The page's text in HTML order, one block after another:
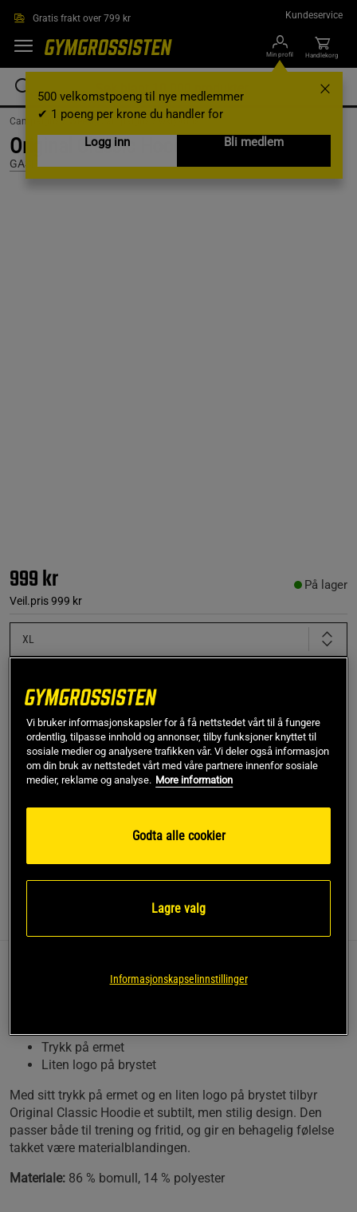
Gratis frakt over 799 kr Kundeservice
Min profil
500 velkomstpoeng til nye medlemmer
✔ 1 poeng per krone du handler for
Logg inn
Bli medlem
Handlekorg
Campaigns / Weekly campaigns /wkly-tops
Original Classic Hoodie, Black, XL
GASP
999 kr
Veil.pris999 kr
På lager
XL
Gratis frakt over 799 kr Gratis retur 14 dagers angrerett
SKU #221059999R | EAN 7332576198717
funksjonalitet i et komfortabelt plagg.
Les mer
Denne hettegenseren er et utmerket valg for deg
Trykk på ermet
Liten logo på brystet
Med sitt trykk på ermet og en liten logo på brystet tilbyr
Original Classic Hoodie et subtilt, men stilig design. Den
passer både til trening og fritid, og gir en behagelig følelse
takket være materialblandingen.
Materiale: 86 % bomull, 14 % polyester
Vi bruker informasjonskapsler for å få nettstedet vårt til å fungere
ordentlig, tilpasse innhold og annonser, tilby funksjoner knyttet til
sosiale medier og analysere trafikken vår. Vi deler også informasjon
om din bruk av nettstedet vårt med våre partnere innenfor sosiale
medier, reklame og analyse. More information
Godta alle cookier
Lagre valg
Informasjonskapselinnstillinger